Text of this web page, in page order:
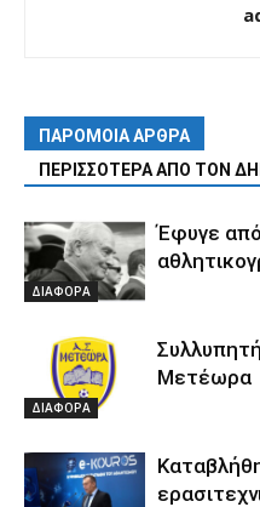
ΠΑΡΟΜΟΙΑ ΑΡΘΡΑ
ΠΕΡΙΣΣΟΤΕΡΑ ΑΠΟ ΤΟΝ
ΔΙΑΦΟΡΑ
Έφυγε
ΔΙΑΦΟΡΑ
Μετέωρα